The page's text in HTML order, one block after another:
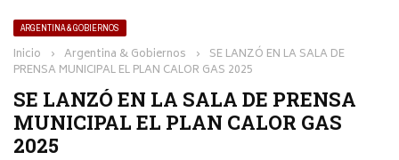
ARGENTINA & GOBIERNOS
Inicio › Argentina & Gobiernos › SE LANZÓ EN LA SALA DE
PRENSA MUNICIPAL EL PLAN CALOR GAS 2025
SE LANZÓ EN LA SALA DE PRENSA
MUNICIPAL EL PLAN CALOR GAS
2025